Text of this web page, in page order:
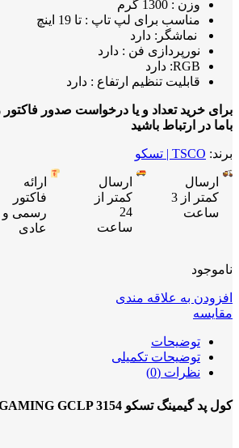
وزن : 1300 گرم
مناسب برای لپ تاپ : تا 19 اینچ
نماشگر: دارد
نورپردازی فن : دارد
RGB: دارد
قابلیت تنظیم ارتفاع : دارد
برای خرید تعداد و یا درخواست صدور
باما در ارتباط باشید
برند: TSCO | تسکو
ارسال
کمتر از 3
ساعت
ارسال
کمتر از
24
ساعت
ارائه
فاکتور
رسمی و
عادی
ناموجود
افزودن به علاقه مندی
مقایسه
توضیحات
توضیحات تکمیلی
نظرات (0)
کول پد گیمینگ تسکو TSCO Cooling Pad GAMING GCLP 3154